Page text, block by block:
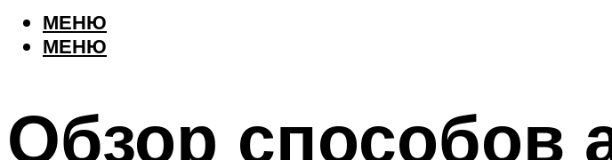
МЕНЮ
МЕНЮ
Обзор способов